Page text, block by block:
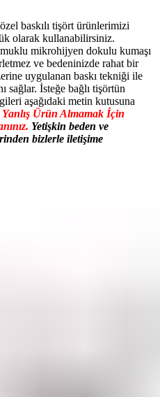
baskılı tişört ürünlerimizi
olarak kullanabilirsiniz.
mikrohijyen dokulu kumaşı
ve bedeninizde rahat bir
uygulanan baskı tekniği ile
sağlar. İsteğe bağlı tişörtün
aşağıdaki metin kutusuna
Yanlış Ürün Almamak İçin
Yetişkin beden ve
bizlerle iletişime